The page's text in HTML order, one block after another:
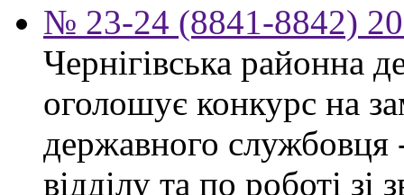
№ 23-24 (8841-8842) 20
Чернігівська районна
оголошує конкурс на
державного
відділу та по роботі